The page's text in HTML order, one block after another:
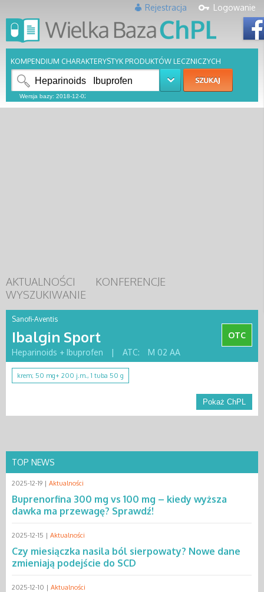
Logowanie
Rejestracja
KOMPENDIUM CHARAKTERYSTYK PRODUKTÓW LECZNICZYCH
AKTUALNOŚCI
KONFERENCJE
WYSZUKIWANIE
Sanofi-Aventis
Ibalgin Sport
OTC
Heparinoids + Ibuprofen
| ATC: M 02 AA
krem; 50 mg+ 200 j.m., 1 tuba 50 g
Pokaż ChPL
TOP NEWS
2025-12-19 | Aktualności
Buprenorfina 300 mg vs 100 mg – kiedy wyższa
dawka ma przewagę? Sprawdź!
2025-12-15 | Aktualności
Czy miesiączka nasila ból sierpowaty? Nowe dane
zmieniają podejście do SCD
2025-12-10 | Aktualności